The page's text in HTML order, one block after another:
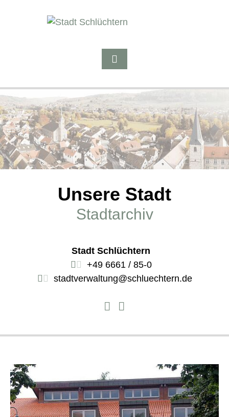
Unsere Stadt
Stadtarchiv
Stadt Schlüchtern
+49 6661 / 85-0
stadtverwaltung@schluechtern.de